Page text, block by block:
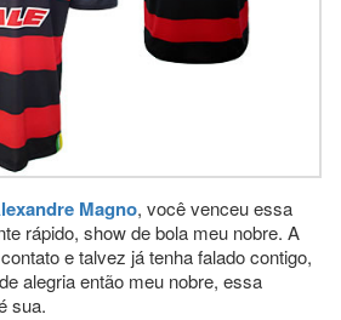
Magno, você venceu essa
rápido, show de bola meu nobre. A
e talvez já tenha falado contigo,
alegria então meu nobre, essa
sua.